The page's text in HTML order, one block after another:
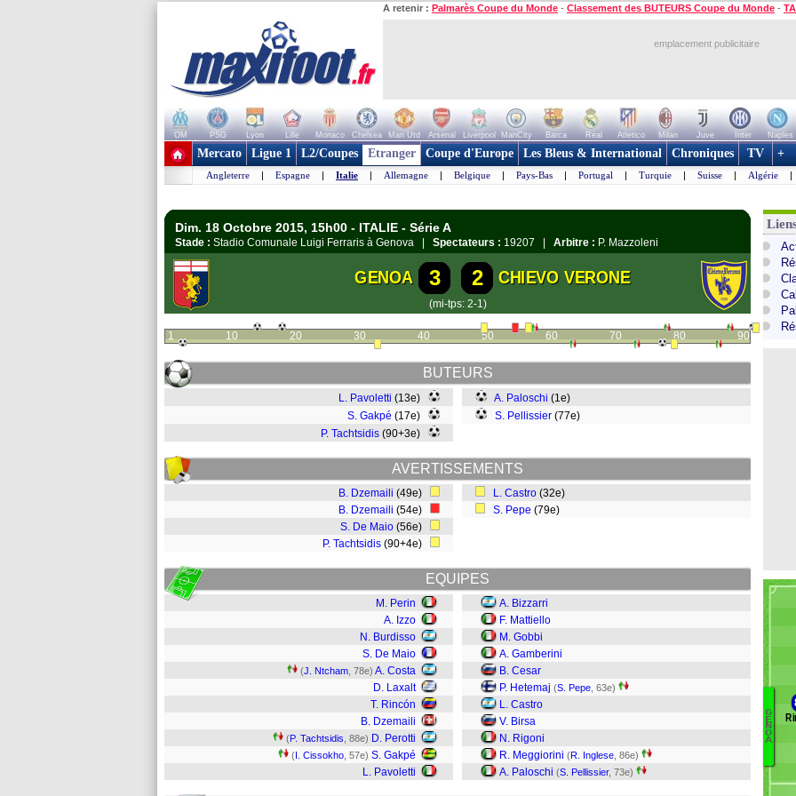
A retenir : Palmarès Coupe du Monde - Classement des BUTEURS Coupe du Monde -
emplacement publicitaire
OM PSG Lyon Lille Monaco Chelsea Man Utd Arsenal Liverpool ManCity Barca Real Atletico Milan Juve Inter Naples
+ de clubs
Mercato Ligue 1 L2/Coupes Etranger Coupe d'Europe Les Bleus & International Chroniques TV +
Angleterre | Espagne | Italie | Allemagne | Belgique | Pays-Bas | Portugal | Turquie | Suisse | Algérie |
Dim. 18 Octobre 2015, 15h00 - ITALIE - Série A
Stade : Stadio Comunale Luigi Ferraris à Genova | Spectateurs : 19207 | Arbitre : P. Mazzoleni
GENOA 3 2 CHIEVO VERONE
(mi-tps: 2-1)
1 10 20 30 40 50 60 70 80 90
BUTEURS
L. Pavoletti (13e)
S. Gakpé (17e)
P. Tachtsidis (90+3e)
A. Paloschi (1e)
S. Pellissier (77e)
AVERTISSEMENTS
B. Dzemaili (49e)
B. Dzemaili (54e)
S. De Maio (56e)
P. Tachtsidis (90+4e)
L. Castro (32e)
S. Pepe (79e)
EQUIPES
M. Perin
A. Izzo
N. Burdisso
S. De Maio
(J. Ntcham , 78e) A. Costa
D. Laxalt
T. Rincón
B. Dzemaili
(P. Tachtsidis , 88e) D. Perotti
(I. Cissokho , 57e) S. Gakpé
L. Pavoletti
A. Bizzarri
F. Mattiello
M. Gobbi
A. Gamberini
B. Cesar
P. Hetemaj (S. Pepe , 63e)
L. Castro
V. Birsa
N. Rigoni
R. Meggiorini (R. Inglese , 86e)
A. Paloschi (S. Pellissier, 73e)
G
E
N
O
A